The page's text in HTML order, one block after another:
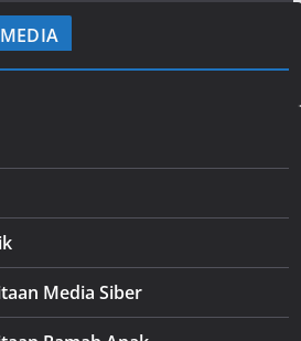
Media Siber